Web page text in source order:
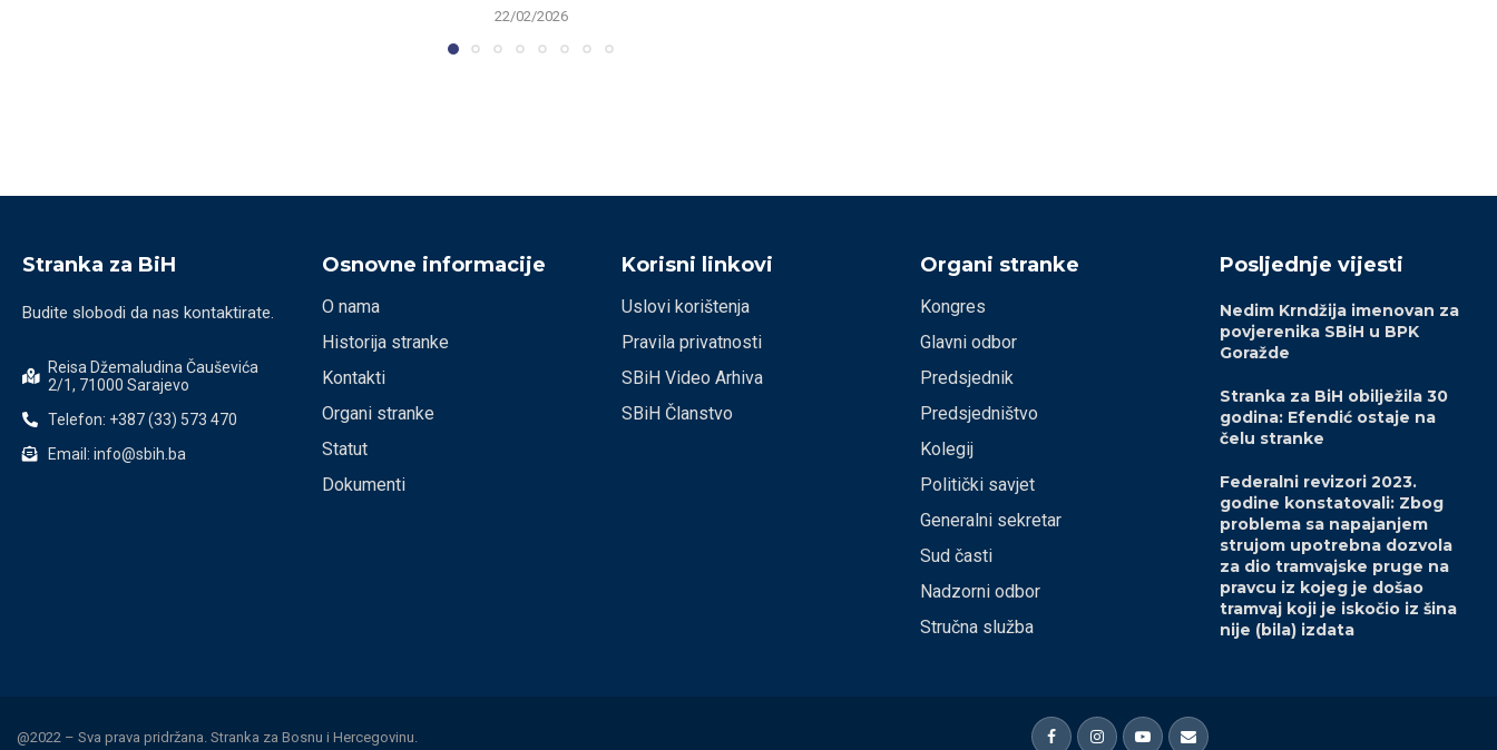
22/02/2026
Stranka za BiH
Budite slobodi da nas kontaktirate.
Reisa Džemaludina Čauševića
2/1, 71000 Sarajevo
Telefon: +387 (33) 573 470
Email: info@sbih.ba
Osnovne informacije
O nama
Historija stranke
Kontakti
Organi stranke
Statut
Dokumenti
Korisni linkovi
Uslovi korištenja
Pravila privatnosti
SBiH Video Arhiva
SBiH Članstvo
Organi stranke
Kongres
Glavni odbor
Predsjednik
Predsjedništvo
Kolegij
Politički savjet
Generalni sekretar
Sud časti
Nadzorni odbor
Stručna služba
Posljednje vijesti
Nedim Krndžija imenovan za
povjerenika SBiH u BPK
Goražde
Stranka za BiH obilježila 30
godina: Efendić ostaje na
čelu stranke
Federalni revizori 2023.
godine konstatovali: Zbog
problema sa napajanjem
strujom upotrebna dozvola
za dio tramvajske pruge na
pravcu iz kojeg je došao
tramvaj koji je iskočio iz šina
nije (bila) izdata
@2022 – Sva prava pridržana. Stranka za Bosnu i Hercegovinu.